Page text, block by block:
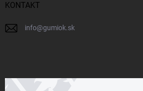
KONTAKT
info@gumiok.sk